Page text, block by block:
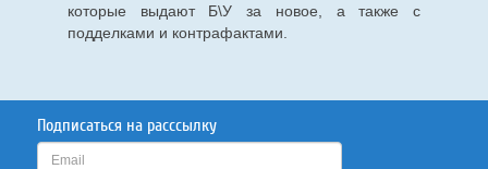
которые выдают Б\У за новое, а также с
подделками и контрафактами.
Подписаться на расссылку